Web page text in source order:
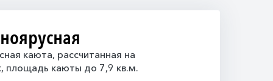
каюта, рассчитанная на
площадь каюты до 7,9 кв.м.